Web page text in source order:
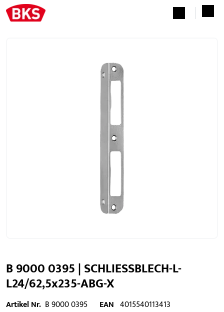
B 9000 0395 | SCHLIESSBLECH-L-
L24/62,5x235-ABG-X
Artikel Nr. B 9000 0395 EAN 4015540113413